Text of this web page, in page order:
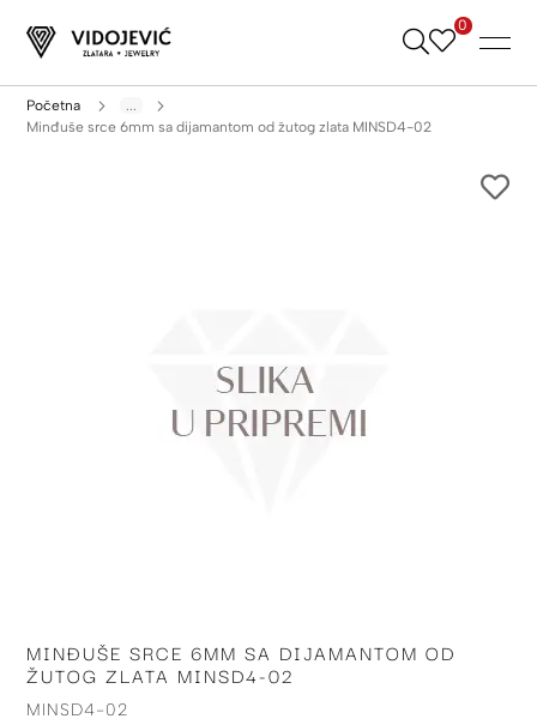
Skip
0
Početna
...
Minđuše srce 6mm sa dijamantom od žutog zlata MINSD4-02
Skip
to
the
MINĐUŠE SRCE 6MM SA DIJAMANTOM OD
ŽUTOG ZLATA MINSD4-02
MINSD4-02